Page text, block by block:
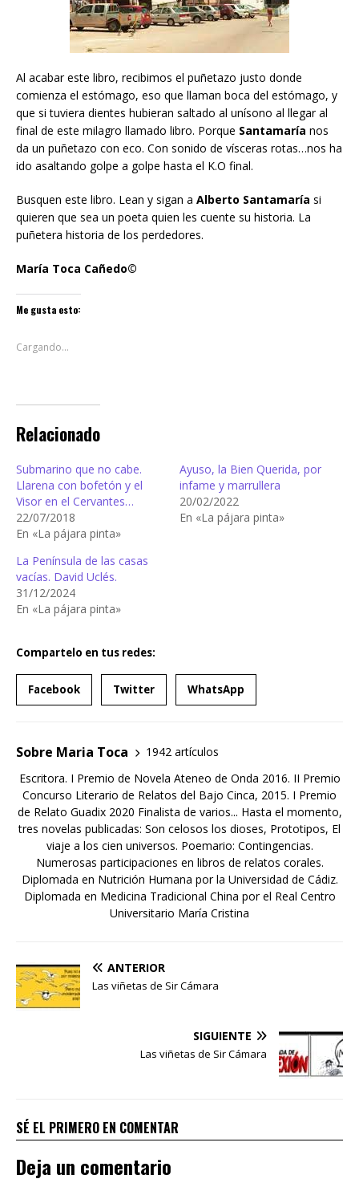
Al acabar este libro, recibimos el puñetazo justo donde
comienza el estómago, eso que llaman boca del estómago, y
que si tuviera dientes hubieran saltado al unísono al llegar al
final de este milagro llamado libro. Porque Santamaría nos
da un puñetazo con eco. Con sonido de vísceras rotas…nos ha
ido asaltando golpe a golpe hasta el K.O final.
Busquen este libro. Lean y sigan a Alberto Santamaría si
quieren que sea un poeta quien les cuente su historia. La
puñetera historia de los perdedores.
María Toca Cañedo©
Me gusta esto:
Cargando...
Relacionado
Submarino que no cabe.
Llarena con bofetón y el
Visor en el Cervantes…
22/07/2018
En «La pájara pinta»
Ayuso, la Bien Querida, por
infame y marrullera
20/02/2022
En «La pájara pinta»
La Península de las casas
vacías. David Uclés.
31/12/2024
En «La pájara pinta»
Compartelo en tus redes:
Facebook Twitter WhatsApp
Sobre Maria Toca
1942 artículos
Escritora. I Premio de Novela Ateneo de Onda 2016. II Premio
Concurso Literario de Relatos del Bajo Cinca, 2015. I Premio
de Relato Guadix 2020 Finalista de varios... Hasta el momento,
tres novelas publicadas: Son celosos los dioses, Prototipos, El
viaje a los cien universos. Poemario: Contingencias.
Numerosas participaciones en libros de relatos corales.
Diplomada en Nutrición Humana por la Universidad de Cádiz.
Diplomada en Medicina Tradicional China por el Real Centro
Universitario María Cristina
ANTERIOR
Las viñetas de Sir Cámara
SIGUIENTE
Las viñetas de Sir Cámara
SÉ EL PRIMERO EN COMENTAR
Deja un comentario